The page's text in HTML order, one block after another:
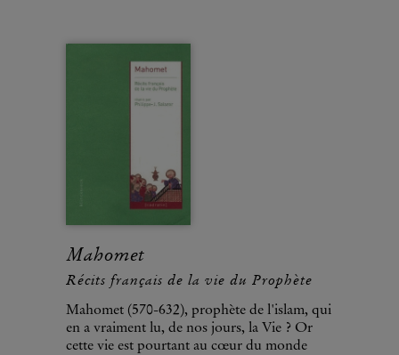
Mahomet
Récits français de la vie du Prophète
Mahomet (570-632), prophète de l'islam, qui
en a vraiment lu, de nos jours, la Vie ? Or
cette vie est pourtant au cœur du monde